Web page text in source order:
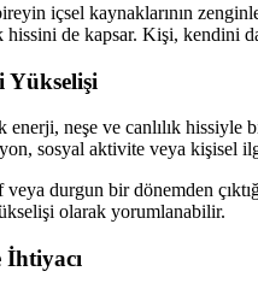
içsel kaynaklarının
de kapsar. Kişi, kendini
Yükselişi
neşe ve canlılık
sosyal aktivite veya kişisel
durgun bir dönemden
olarak yorumlanabilir.
İhtiyacı